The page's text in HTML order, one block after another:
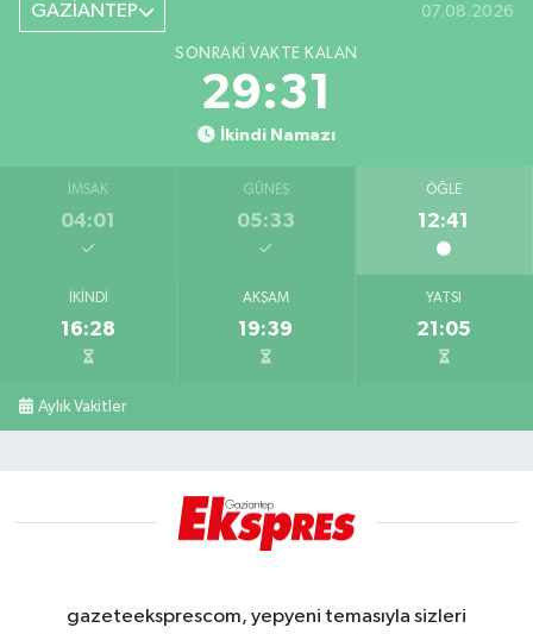
GAZİANTEP 07.08.2026
SONRAKI VAKTE KALAN
29:31
İkindi Namazı
İMSAK
04:01
GÜNEŞ
05:33
ÖĞLE
12:41
İKINDI
16:28
AKŞAM
19:39
YATSI
21:05
Aylık Vakitler
gazeteeksprescom, yepyeni temasıyla sizleri